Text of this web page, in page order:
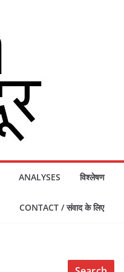
ANALYSES विश्लेषण
CONTACT / संवाद के लिए